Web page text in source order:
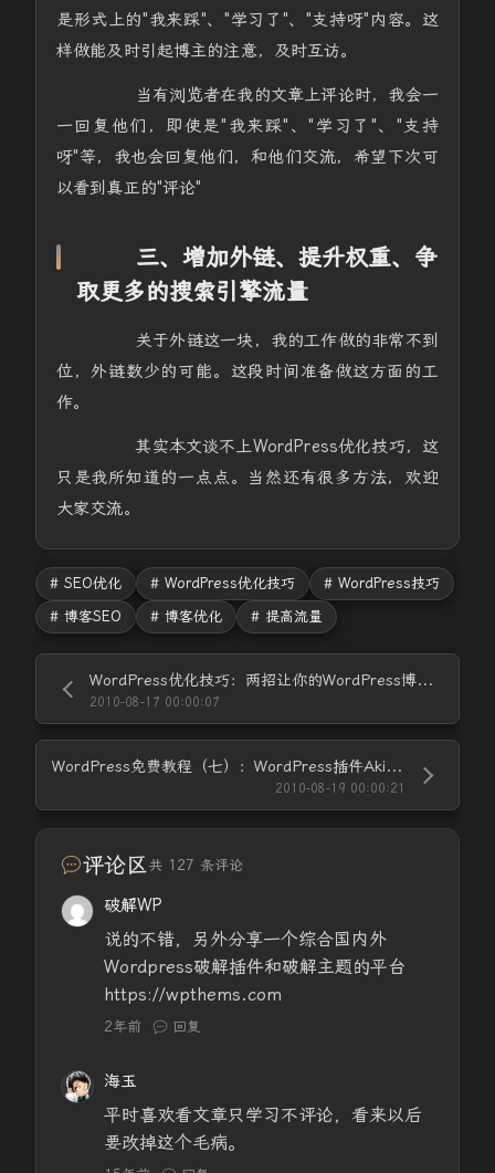
是形式上的"我来踩"、"学习了"、"支持呀"内容。这
样做能及时引起博主的注意，及时互访。
当有浏览者在我的文章上评论时，我会一
一回复他们，即使是"我来踩"、"学习了"、"支持
呀"等，我也会回复他们，和他们交流，希望下次可
以看到真正的"评论"
三、增加外链、提升权重、争
取更多的搜索引擎流量
关于外链这一块，我的工作做的非常不到
位，外链数少的可能。这段时间准备做这方面的工
作。
其实本文谈不上WordPress优化技巧，这
只是我所知道的一点点。当然还有很多方法，欢迎
大家交流。
# SEO优化 # WordPress优化技巧
# WordPress技巧
# 博客SEO
# 博客优化 # 提高流量
WordPress优化技巧：两招让你的WordPress博客运行速度飞奔
2010-08-17 00:00:07
WordPress免费教程（七）：WordPress插件Akismet安装使用方法
2010-08-19 00:00:21
评论区共 127 条评论
破解WP
说的不错，另外分享一个综合国内外
Wordpress破解插件和破解主题的平台
https://wpthems.com
2年前 回复
海玉
平时喜欢看文章只学习不评论，看来以后
要改掉这个毛病。